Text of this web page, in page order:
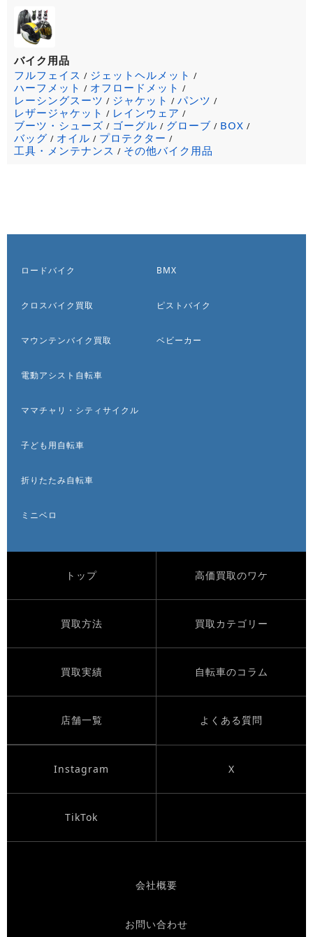
バイク用品
フルフェイス / ジェットヘルメット /
ハーフメット / オフロードメット /
レーシングスーツ / ジャケット / パンツ /
レザージャケット / レインウェア /
ブーツ・シューズ / ゴーグル / グローブ / BOX /
バッグ / オイル / プロテクター /
工具・メンテナンス / その他バイク用品
ロードバイク
クロスバイク買取
マウンテンバイク買取
電動アシスト自転車
ママチャリ・シティサイクル
子ども用自転車
折りたたみ自転車
ミニベロ
BMX
ピストバイク
ベビーカー
トップ 高価買取のワケ
買取方法 買取カテゴリー
買取実績 自転車のコラム
店舗一覧 よくある質問
Instagram X
TikTok
会社概要
お問い合わせ